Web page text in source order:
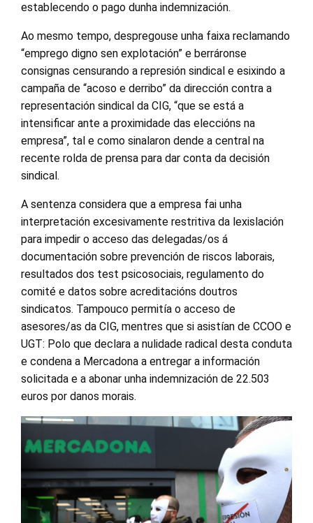
establecendo o pago dunha indemnización.
Ao mesmo tempo, despregouse unha faixa reclamando
“emprego digno sen explotación” e berráronse
consignas censurando a represión sindical e esixindo a
campaña de “acoso e derribo” da dirección contra a
representación sindical da CIG, “que se está a
intensificar ante a proximidade das eleccións na
empresa”, tal e como sinalaron dende a central na
recente rolda de prensa para dar conta da decisión
sindical.
A sentenza considera que a empresa fai unha
interpretación excesivamente restritiva da lexislación
para impedir o acceso das delegadas/os á
documentación sobre prevención de riscos laborais,
resultados dos test psicosociais, regulamento do
comité e datos sobre acreditacións doutros
sindicatos. Tampouco permitía o acceso de
asesores/as da CIG, mentres que si asistían de CCOO e
UGT: Polo que declara a nulidade radical desta conduta
e condena a Mercadona a entregar a información
solicitada e a abonar unha indemnización de 22.503
euros por danos morais.